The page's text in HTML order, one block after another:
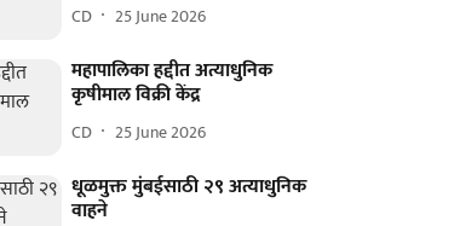
CD 25 June 2026
महापालिका हद्दीत अत्याधुनिक
कृषीमाल विक्री केंद्र
CD 25 June 2026
धूळमुक्त मुंबईसाठी २९ अत्याधुनिक
वाहने